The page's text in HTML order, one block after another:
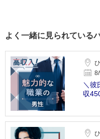
よく一緒に見られている
＼彼
収